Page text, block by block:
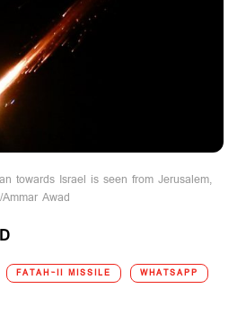
towards Israel is seen from Jerusalem,
Awad
FATAH-II MISSILE WHATSAPP